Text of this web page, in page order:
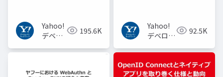
Yahoo!
デベロ
ネット
195.6K
Yahoo!
デベロッ
トワーク
92.5K